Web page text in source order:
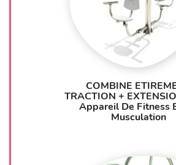
COMBINE
TRACTION +
Appareil De Fitness
Musculation